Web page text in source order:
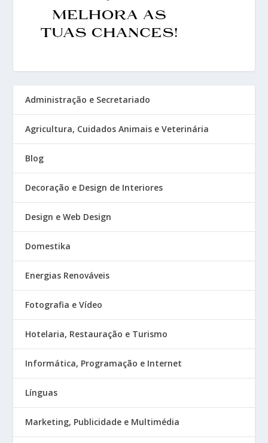
Administração e Secretariado
Agricultura, Cuidados Animais e Veterinária
Blog
Decoração e Design de Interiores
Design e Web Design
Domestika
Energias Renováveis
Fotografia e Vídeo
Hotelaria, Restauração e Turismo
Informática, Programação e Internet
Línguas
Marketing, Publicidade e Multimédia